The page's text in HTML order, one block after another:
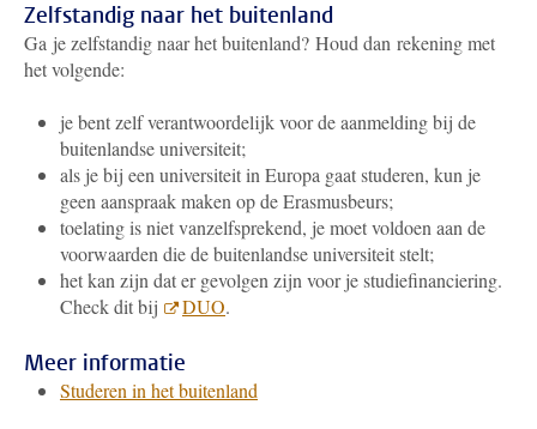
Zelfstandig naar het buitenland
Ga je zelfstandig naar het buitenland? Houd dan rekening met
het volgende:
je bent zelf verantwoordelijk voor de aanmelding bij de
buitenlandse universiteit;
als je bij een universiteit in Europa gaat studeren, kun je
geen aanspraak maken op de Erasmusbeurs;
toelating is niet vanzelfsprekend, je moet voldoen aan de
voorwaarden die de buitenlandse universiteit stelt;
het kan zijn dat er gevolgen zijn voor je studiefinanciering.
Check dit bij
DUO.
Meer informatie
Studeren in het buitenland